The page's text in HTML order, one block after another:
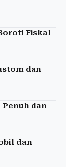
Fiskal
dan
Penuh dan
dan